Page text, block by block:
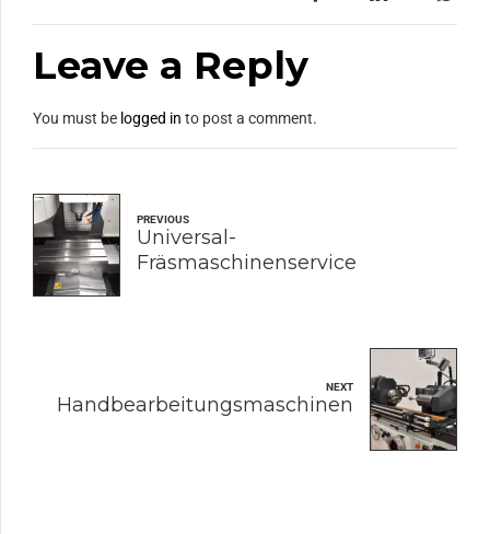
Leave a Reply
You must be logged in to post a comment.
PREVIOUS
Universal-
Fräsmaschinenservice
NEXT
Handbearbeitungsmaschinen